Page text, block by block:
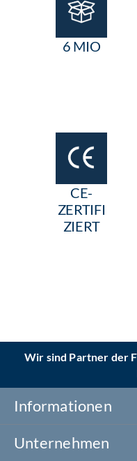
6 MIO
CE-
ZERTIFI
ZIERT
Wir sind Partner der
Informationen
Unternehmen